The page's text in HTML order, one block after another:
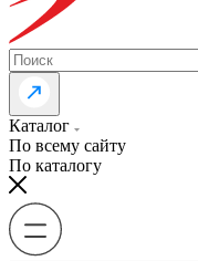
Каталог
По всему сайту
По каталогу